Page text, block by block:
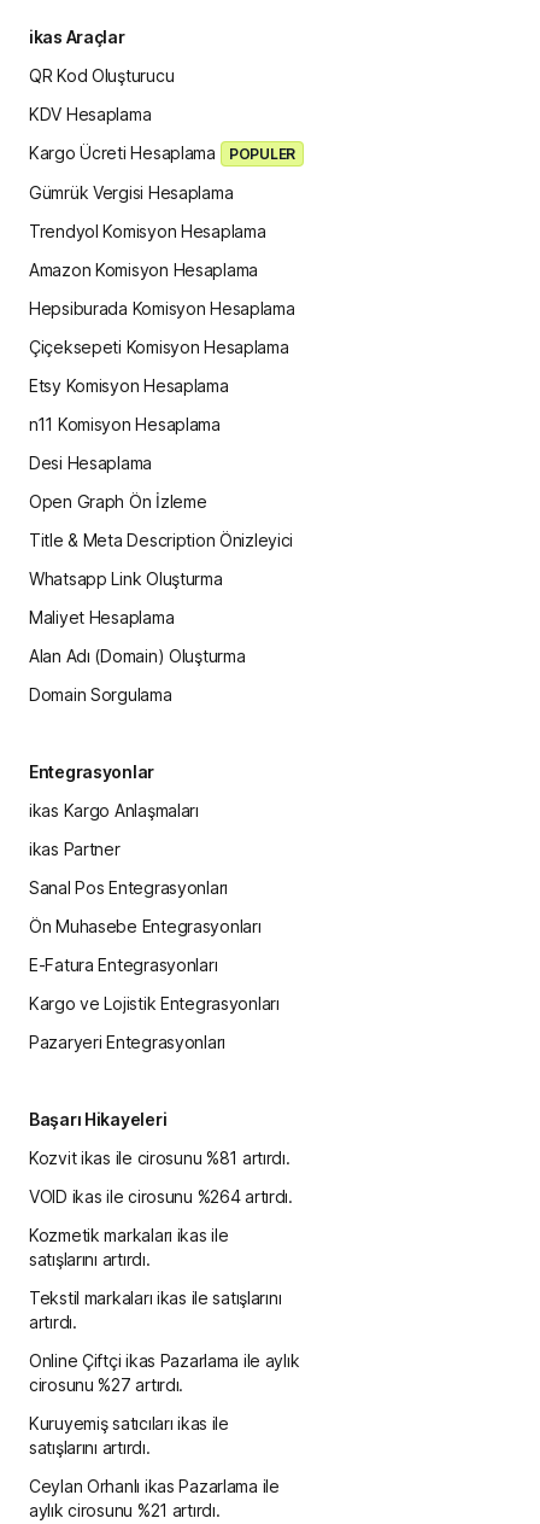
Entegrasyonlar
ikas Kargo Anlaşmaları
ikas Partner
Sanal Pos Entegrasyonları
Ön Muhasebe Entegrasyonları
E-Fatura Entegrasyonları
Kargo ve Lojistik Entegrasyonları
Pazaryeri Entegrasyonları
ikas Araçlar
QR Kod Oluşturucu
KDV Hesaplama
Kargo Ücreti Hesaplama
POPULER
Gümrük Vergisi Hesaplama
Trendyol Komisyon Hesaplama
Amazon Komisyon Hesaplama
Hepsiburada Komisyon Hesaplama
Çiçeksepeti Komisyon Hesaplama
Etsy Komisyon Hesaplama
n11 Komisyon Hesaplama
Desi Hesaplama
Open Graph Ön İzleme
Title & Meta Description Önizleyici
Whatsapp Link Oluşturma
Maliyet Hesaplama
Alan Adı (Domain) Oluşturma
Domain Sorgulama
Başarı Hikayeleri
Kozvit ikas ile cirosunu %81 artırdı.
VOID ikas ile cirosunu %264 artırdı.
Kozmetik markaları ikas ile
satışlarını artırdı.
Tekstil markaları ikas ile satışlarını
artırdı.
Online Çiftçi ikas Pazarlama ile aylık
cirosunu %27 artırdı.
Kuruyemiş satıcıları ikas ile
satışlarını artırdı.
Ceylan Orhanlı ikas Pazarlama ile
aylık cirosunu %21 artırdı.